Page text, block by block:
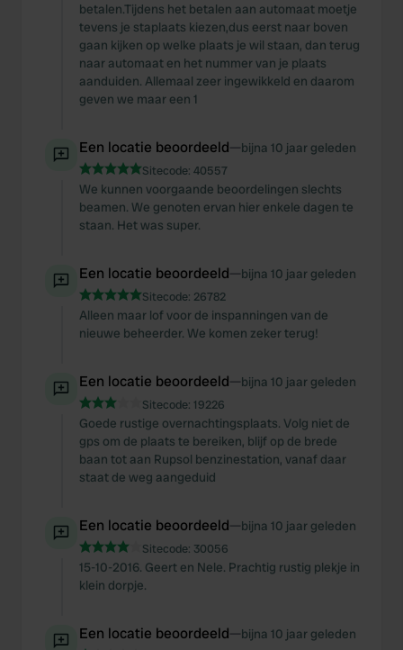
betalen.Tijdens het betalen aan automaat moetje
tevens je staplaats kiezen,dus eerst naar boven
gaan kijken op welke plaats je wil staan, dan terug
naar automaat en het nummer van je plaats
aanduiden. Allemaal zeer ingewikkeld en daarom
geven we maar een 1
Een locatie beoordeeld—bijna 10 jaar geleden
Sitecode: 40557
We kunnen voorgaande beoordelingen slechts
beamen. We genoten ervan hier enkele dagen te
staan. Het was super.
Een locatie beoordeeld—bijna 10 jaar geleden
Sitecode: 26782
Alleen maar lof voor de inspanningen van de
nieuwe beheerder. We komen zeker terug!
Een locatie beoordeeld—bijna 10 jaar geleden
Sitecode: 19226
Goede rustige overnachtingsplaats. Volg niet de
gps om de plaats te bereiken, blijf op de brede
baan tot aan Rupsol benzinestation, vanaf daar
staat de weg aangeduid
Een locatie beoordeeld—bijna 10 jaar geleden
Sitecode: 30056
15-10-2016. Geert en Nele. Prachtig rustig plekje in
klein dorpje.
Een locatie beoordeeld—bijna 10 jaar geleden